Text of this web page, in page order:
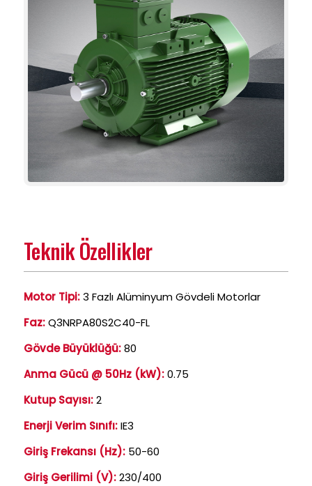
Teknik Özellikler
Motor Tipi:3 Fazlı Alüminyum Gövdeli Motorlar
Faz:Q3NRPA80S2C40-FL
Gövde Büyüklüğü:80
Anma Gücü @ 50Hz (kW):0.75
Kutup Sayısı:2
Enerji Verim Sınıfı:IE3
Giriş Frekansı (Hz): 50-60
Giriş Gerilimi (V):230/400